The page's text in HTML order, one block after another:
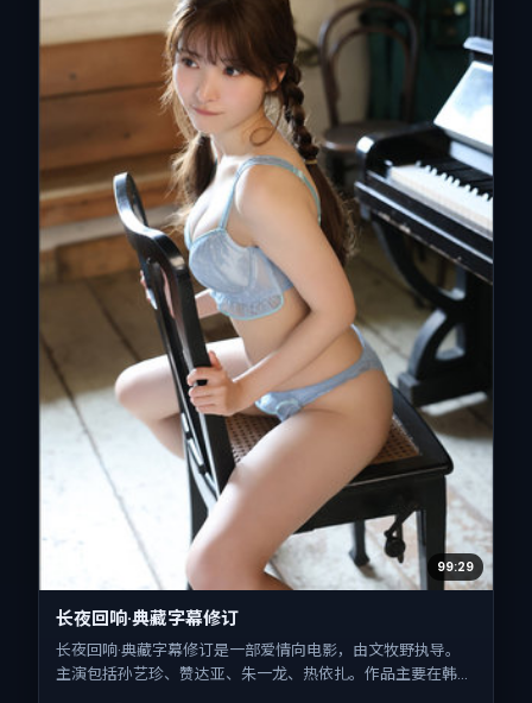
99:29
长夜回响·典藏字幕修订
长夜回响·典藏字幕修订是一部爱情向电影，由文牧野执导。
主演包括孙艺珍、赞达亚、朱一龙、热依扎。作品主要在韩国